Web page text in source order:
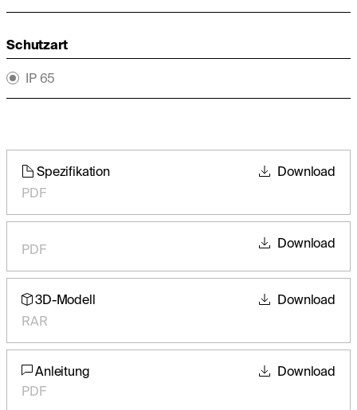
Schutzart
IP 65
Spezifikation
PDF
Download
PDF Download
3D-Modell
RAR
Download
Anleitung
PDF
Download